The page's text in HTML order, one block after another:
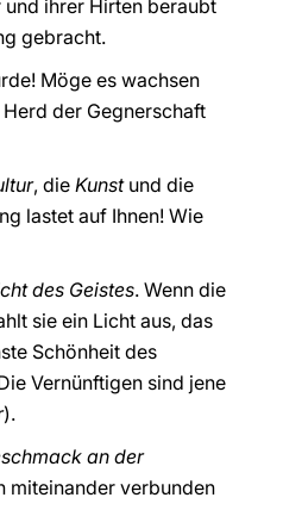
ihrer Hirten beraubt
gebracht.
Möge es wachsen
der Gegnerschaft
, die Kunstund die
lastet auf Ihnen! Wie
des Geistes. Wenn die
sie ein Licht aus, das
Schönheit des
Vernünftigen sind jene
).
an der
miteinander verbunden